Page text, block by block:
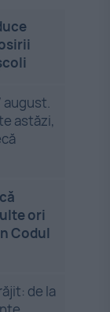
august.
astăzi,
ori
Codul
de la